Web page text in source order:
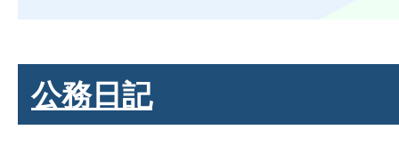
公務日記